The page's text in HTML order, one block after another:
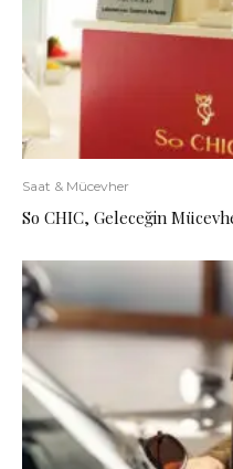
Saat & Mücevher
So CHIC, Geleceğin